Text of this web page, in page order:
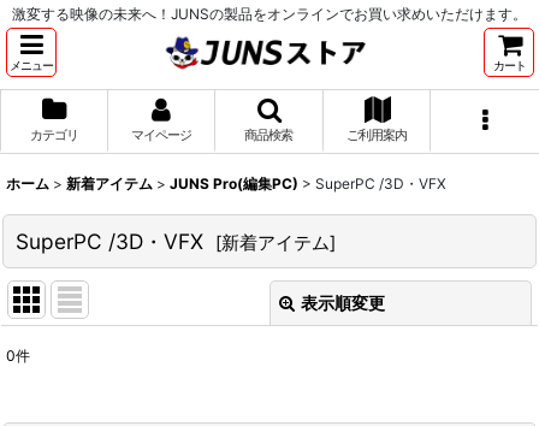
激変する映像の未来へ！JUNSの製品をオンラインでお買い求めいただけます。
メニュー カート
カテゴリ マイページ 商品検索 ご利用案内
ホーム > 新着アイテム > JUNS Pro(編集PC) > SuperPC /3D・VFX
SuperPC /3D・VFX [新着アイテム]
表示順変更
0件